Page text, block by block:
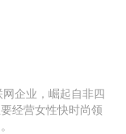
企业，崛起自非四
经营女性快时尚领